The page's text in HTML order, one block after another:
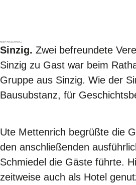
Sinzig. Zwei befreundete
Sinzig zu Gast war beim
Gruppe aus Sinzig. Wie der
Bausubstanz, für
Ute Mettenrich begrüßte die
den anschließenden
Schmiedel die Gäste führte.
zeitweise auch als Hotel